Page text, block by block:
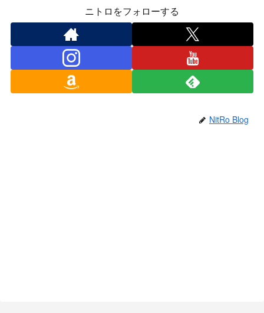
ニトロをフォローする
NitRo Blog